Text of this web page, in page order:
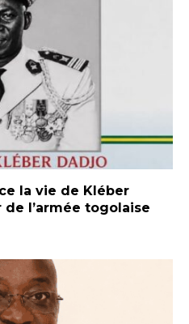
la vie de Kléber
l’armée togolaise